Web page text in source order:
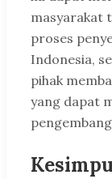
masyarakat
proses
Indonesia,
pihak
yang dapat